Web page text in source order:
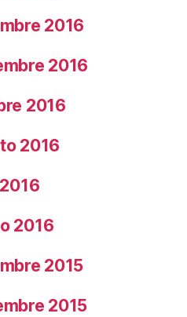
2016
2016
2016
2016
2016
2015
2015